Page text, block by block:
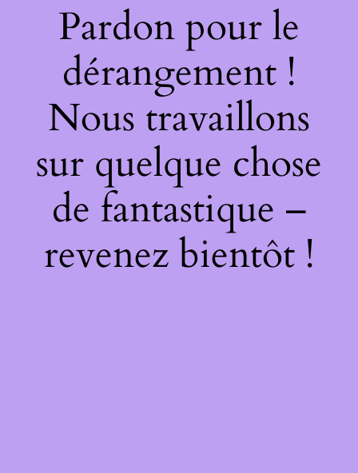
Pardon pour le
dérangement !
Nous travaillons
sur quelque chose
de fantastique –
revenez bientôt !